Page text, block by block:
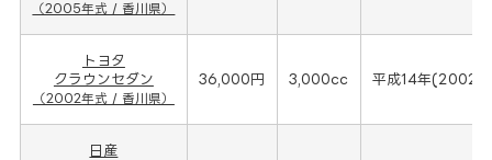
（2005年式 / 香川県）
トヨタ
クラウンセダン
（2002年式 / 香川県）
36,000円 3,000cc 平成14年(2002
日産